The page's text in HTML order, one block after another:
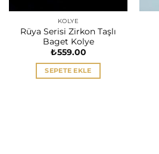
KOLYE
Rüya Serisi Zirkon Taşlı
Baget Kolye
₺559.00
SEPETE EKLE